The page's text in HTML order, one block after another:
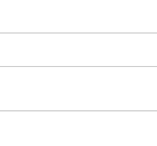
購攻略
主产区普遍迎来